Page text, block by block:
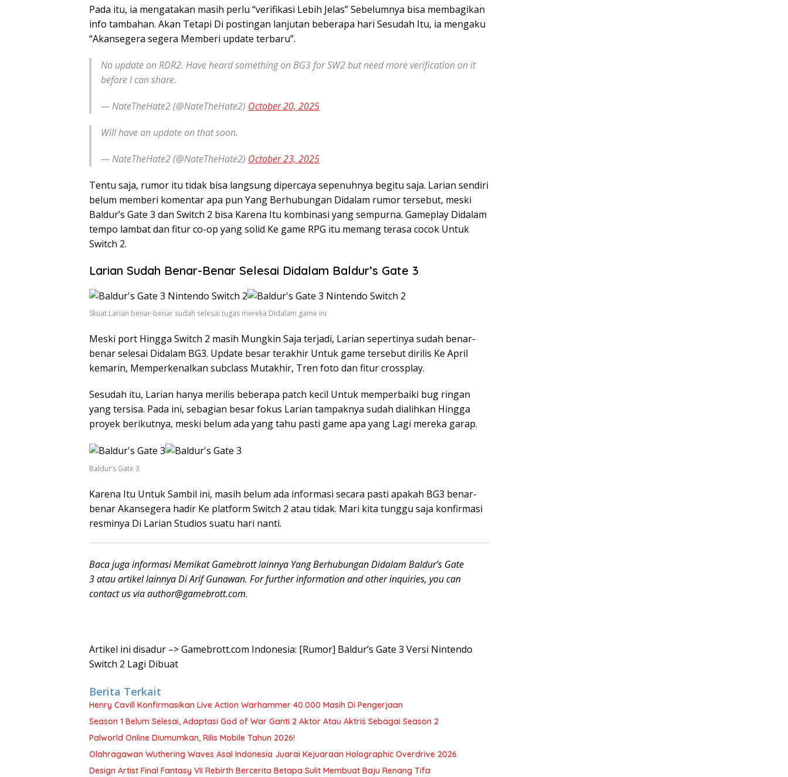
Pada itu, ia mengatakan masih perlu “verifikasi Lebih Jelas” Sebelumnya bisa membagikan
info tambahan. Akan Tetapi Di postingan lanjutan beberapa hari Sesudah Itu, ia mengaku
“Akansegera segera Memberi update terbaru”.
No update on RDR2. Have heard something on BG3 for SW2 but need more verification on it
before I can share.
— NateTheHate2 (@NateTheHate2) October 20, 2025
Will have an update on that soon.
— NateTheHate2 (@NateTheHate2) October 23, 2025
Tentu saja, rumor itu tidak bisa langsung dipercaya sepenuhnya begitu saja. Larian sendiri
belum memberi komentar apa pun Yang Berhubungan Didalam rumor tersebut, meski
Baldur’s Gate 3 dan Switch 2 bisa Karena Itu kombinasi yang sempurna. Gameplay Didalam
tempo lambat dan fitur co-op yang solid Ke game RPG itu memang terasa cocok Untuk
Switch 2.
Larian Sudah Benar-Benar Selesai Didalam Baldur’s Gate 3
Skuat Larian benar-benar sudah selesai tugas mereka Didalam game ini
Meski port Hingga Switch 2 masih Mungkin Saja terjadi, Larian sepertinya sudah benar-
benar selesai Didalam BG3. Update besar terakhir Untuk game tersebut dirilis Ke April
kemarin, Memperkenalkan subclass Mutakhir, Tren foto dan fitur crossplay.
Sesudah itu, Larian hanya merilis beberapa patch kecil Untuk memperbaiki bug ringan
yang tersisa. Pada ini, sebagian besar fokus Larian tampaknya sudah dialihkan Hingga
proyek berikutnya, meski belum ada yang tahu pasti game apa yang Lagi mereka garap.
Baldur’s Gate 3
Karena Itu Untuk Sambil ini, masih belum ada informasi secara pasti apakah BG3 benar-
benar Akansegera hadir Ke platform Switch 2 atau tidak. Mari kita tunggu saja konfirmasi
resminya Di Larian Studios suatu hari nanti.
Baca juga informasi Memikat Gamebrott lainnya Yang Berhubungan Didalam Baldur’s Gate
3 atau artikel lainnya Di Arif Gunawan. For further information and other inquiries, you can
contact us viaauthor@gamebrott.com.
Artikel ini disadur –> Gamebrott.com Indonesia: [Rumor] Baldur’s Gate 3 Versi Nintendo
Switch 2 Lagi Dibuat
Berita Terkait
Henry Cavill Konfirmasikan Live Action Warhammer 40.000 Masih Di Pengerjaan
Season 1 Belum Selesai, Adaptasi God of War Ganti 2 Aktor Atau Aktris Sebagai Season 2
Palworld Online Diumumkan, Rilis Mobile Tahun 2026!
Olahragawan Wuthering Waves Asal Indonesia Juarai Kejuaraan Holographic Overdrive 2026
Design Artist Final Fantasy VII Rebirth Bercerita Betapa Sulit Membuat Baju Renang Tifa